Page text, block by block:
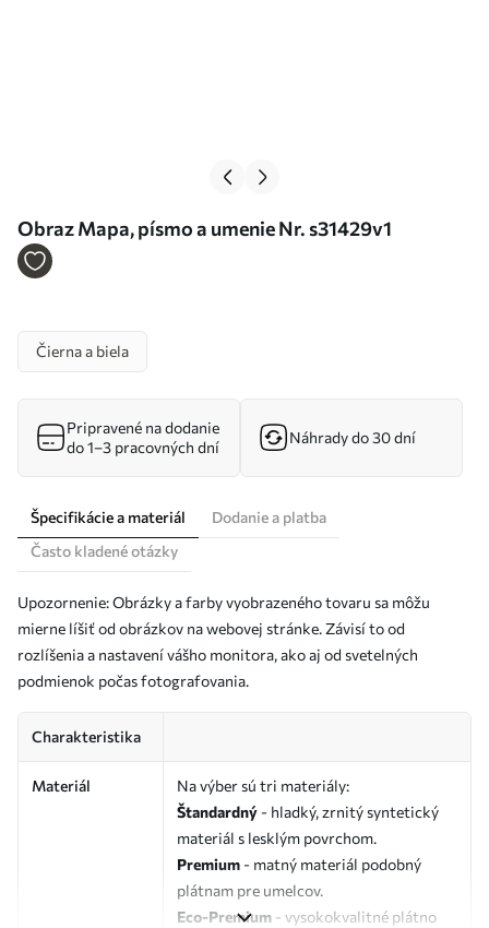
Obraz Mapa, písmo a umenie Nr. s31429v1
Čierna a biela
Pripravené na dodanie
do 1–3 pracovných dní
Náhrady do 30 dní
Špecifikácie a materiál
Dodanie a platba
Často kladené otázky
Upozornenie: Obrázky a farby vyobrazeného tovaru sa môžu
mierne líšiť od obrázkov na webovej stránke. Závisí to od
rozlíšenia a nastavení vášho monitora, ako aj od svetelných
podmienok počas fotografovania.
Charakteristika
Materiál
Na výber sú tri materiály:
Štandardný - hladký, zrnitý syntetický
materiál s lesklým povrchom.
Premium - matný materiál podobný
plátnam pre umelcov.
Eco-Premium - vysokokvalitné plátno